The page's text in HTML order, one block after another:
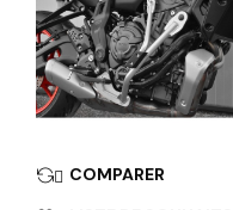
 COMPARER